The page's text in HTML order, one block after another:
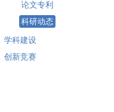
论文专利
科研动态
学科建设
创新竞赛